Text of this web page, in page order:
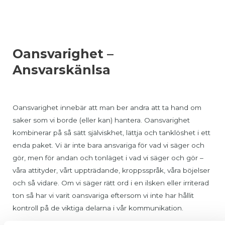
Oansvarighet –
Ansvarskänlsa
Oansvarighet innebär att man ber andra att ta hand om
saker som vi borde (eller kan) hantera. Oansvarighet
kombinerar på så sätt själviskhet, lättja och tanklöshet i ett
enda paket. Vi är inte bara ansvariga för vad vi säger och
gör, men för andan och tonläget i vad vi säger och gör –
våra attityder, vårt uppträdande, kroppsspråk, våra böjelser
och så vidare. Om vi säger rätt ord i en ilsken eller irriterad
ton så har vi varit oansvariga eftersom vi inte har hållit
kontroll på de viktiga delarna i vår kommunikation.